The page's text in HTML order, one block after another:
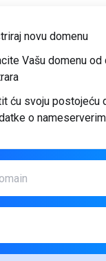
novu domenu
Vašu domenu od
ću svoju postojeću
o